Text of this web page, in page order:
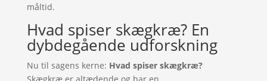
måltid.
Hvad spiser skægkræ? En
dybdegående udforskning
Nu til sagens kerne: Hvad spiser skægkræ?
Skægkræ er altædende og har en